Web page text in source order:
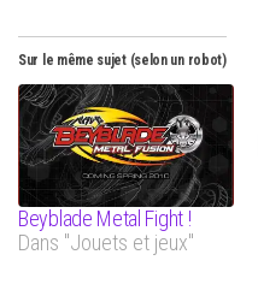
Sur le même sujet (selon un robot)
Beyblade Metal Fight !
Dans "Jouets et jeux"